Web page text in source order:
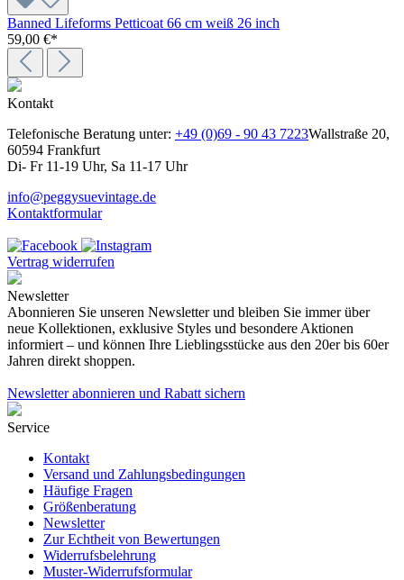
Banned Lifeforms Petticoat 66 cm weiß 26 inch
59,00 €*
Kontakt
Telefonische Beratung unter: +49 (0)69 - 90 43 7223Wallstraße 20,
60594 Frankfurt
Di- Fr 11-19 Uhr, Sa 11-17 Uhr
info@peggysuevintage.de
Kontaktformular
Vertrag widerrufen
Newsletter
Abonnieren Sie unseren Newsletter und bleiben Sie immer über
neue Kollektionen, exklusive Styles und besondere Aktionen
informiert – und können Ihre Lieblingsstücke aus den 20er bis 60er
Jahren direkt shoppen.
Newsletter abonnieren und Rabatt sichern
Service
Kontakt
Versand und Zahlungsbedingungen
Häufige Fragen
Größenberatung
Newsletter
Zur Echtheit von Bewertungen
Widerrufsbelehrung
Muster-Widerrufsformular